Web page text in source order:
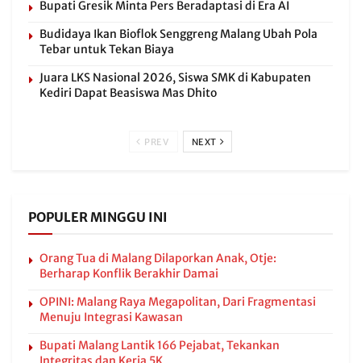
Bupati Gresik Minta Pers Beradaptasi di Era AI
Budidaya Ikan Bioflok Senggreng Malang Ubah Pola
Tebar untuk Tekan Biaya
Juara LKS Nasional 2026, Siswa SMK di Kabupaten
Kediri Dapat Beasiswa Mas Dhito
PREV NEXT
POPULER MINGGU INI
Orang Tua di Malang Dilaporkan Anak, Otje:
Berharap Konflik Berakhir Damai
OPINI: Malang Raya Megapolitan, Dari Fragmentasi
Menuju Integrasi Kawasan
Bupati Malang Lantik 166 Pejabat, Tekankan